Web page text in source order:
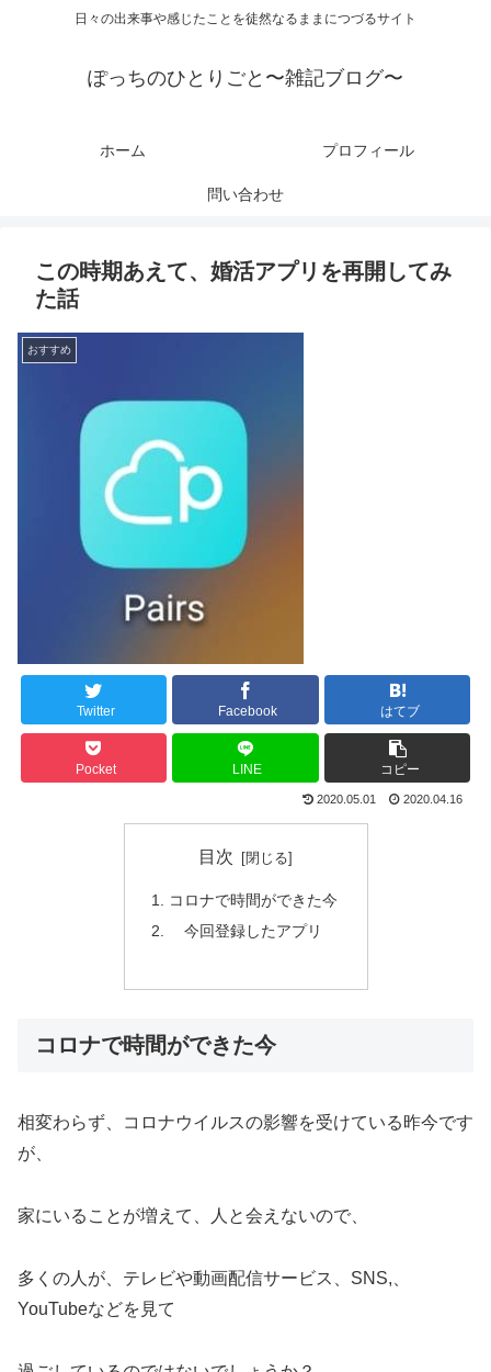
日々の出来事や感じたことを徒然なるままにつづるサイト
ぽっちのひとりごと〜雑記ブログ〜
ホーム プロフィール
問い合わせ
この時期あえて、婚活アプリを再開してみ
た話
おすすめ
Twitter Facebook はてブ
Pocket LINE コピー
2020.05.01 2020.04.16
目次
コロナで時間ができた今
今回登録したアプリ
コロナで時間ができた今
相変わらず、コロナウイルスの影響を受けている昨今です
が、
家にいることが増えて、人と会えないので、
多くの人が、テレビや動画配信サービス、SNS,、
YouTubeなどを見て